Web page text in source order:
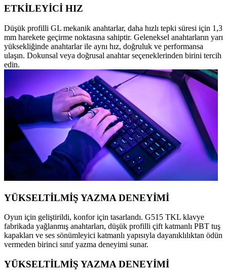
ETKİLEYİCİ HIZ
Düşük profilli GL mekanik anahtarlar, daha hızlı tepki süresi için 1,3
mm harekete geçirme noktasına sahiptir. Geleneksel anahtarların yarı
yüksekliğinde anahtarlar ile aynı hız, doğruluk ve performansa
ulaşın. Dokunsal veya doğrusal anahtar seçeneklerinden birini tercih
edin.
YÜKSELTİLMİŞ YAZMA DENEYİMİ
Oyun için geliştirildi, konfor için tasarlandı. G515 TKL klavye
fabrikada yağlanmış anahtarları, düşük profilli çift katmanlı PBT tuş
kapakları ve ses sönümleyici katmanlı yapısıyla dayanıklılıktan ödün
vermeden birinci sınıf yazma deneyimi sunar.
YÜKSELTİLMİŞ YAZMA DENEYİMİ